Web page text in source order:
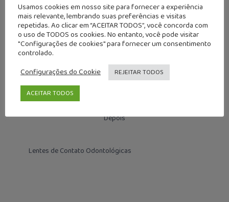
Depois
Lentes de Contato Odontológicas
Usamos cookies em nosso site para fornecer a experiência
mais relevante, lembrando suas preferências e visitas
repetidas. Ao clicar em “ACEITAR TODOS”, você concorda com
o uso de TODOS os cookies. No entanto, você pode visitar
"Configurações de cookies" para fornecer um consentimento
controlado.
Configurações do Cookie
REJEITAR TODOS
ACEITAR TODOS